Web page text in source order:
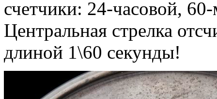
счетчики: 24-часовой,
Центральная стрелка
длиной 1\60 секунды!